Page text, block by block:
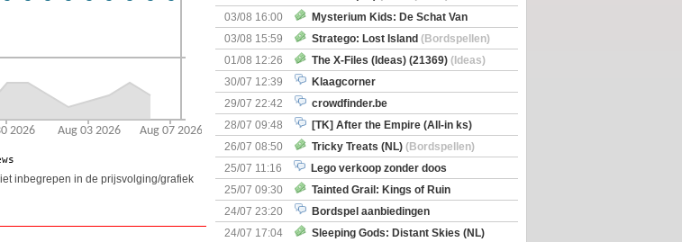
inbegrepen in de prijsvolging/grafiek
03/08 16:00
Mysterium Kids: De Schat Van
Kapitein Boe
(Bordspellen)
03/08 15:59 Stratego: Lost Island (Bordspellen)
01/08 12:26
The X-Files (Ideas) (21369) (Ideas)
30/07 12:39
Klaagcorner
29/07 22:42
crowdfinder.be
28/07 09:48
[TK] After the Empire (All-in ks)
26/07 08:50
Tricky Treats (NL) (Bordspellen)
25/07 11:16
Lego verkoop zonder doos
25/07 09:30
Tainted Grail: Kings of Ruin
Uitbreiding: Wyrd Encounters(Bordspellen)
24/07 23:20
Bordspel aanbiedingen
24/07 17:04
Sleeping Gods: Distant Skies (NL)